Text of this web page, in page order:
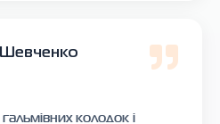
колодок і